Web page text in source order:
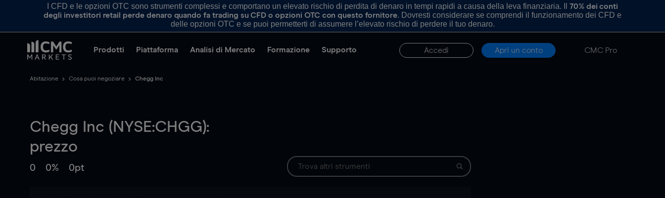
I CFD e le opzioni OTC sono strumenti complessi e comportano un elevato rischio di perdita di denaro in tempi rapidi a causa della leva finanziaria. Il 70% dei conti
degli investitori retail perde denaro quando fa trading su CFD o opzioni OTC con questo fornitore. Dovresti considerare se comprendi il funzionamento dei CFD e
delle opzioni OTC e se puoi permetterti di assumere l’elevato rischio di perdere il tuo denaro.
Prodotti Piattaforma Analisi di Mercato Formazione Supporto Accedi Apri un conto CMC Pro
Abitazione Cosa puoi negoziare Chegg Inc
Chegg Inc (NYSE:CHGG):
prezzo
0 0% 0pt